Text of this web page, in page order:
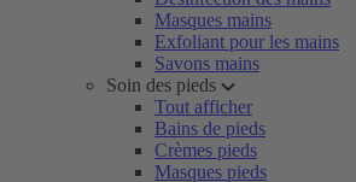
Masques mains
Exfoliant pour les mains
Savons mains
Soin des pieds
Tout afficher
Bains de pieds
Crèmes pieds
Masques pieds